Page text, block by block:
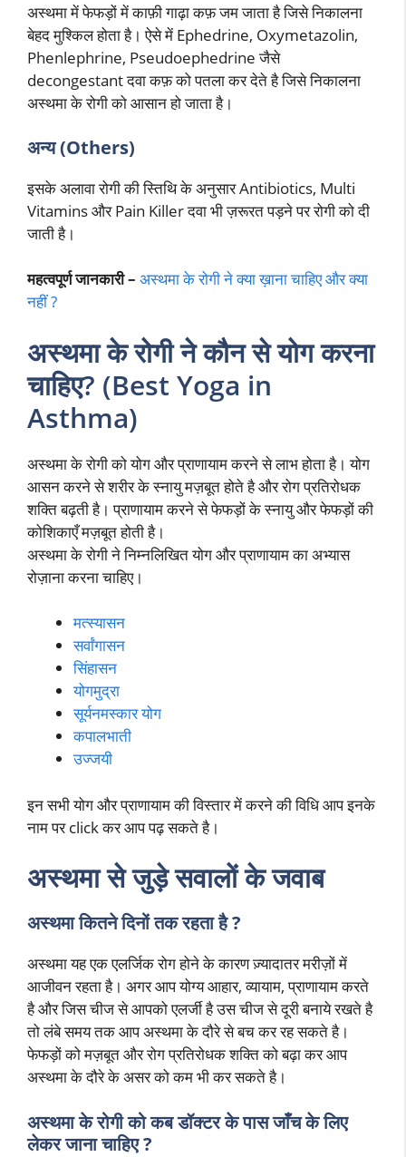
अस्थमा में फेफड़ों में काफ़ी गाढ़ा कफ़ जम जाता है जिसे निकालना
बेहद मुश्किल होता है। ऐसे में Ephedrine, Oxymetazolin,
Phenlephrine, Pseudoephedrine जैसे
decongestant दवा कफ़ को पतला कर देते है जिसे निकालना
अस्थमा के रोगी को आसान हो जाता है।
अन्य (Others)
इसके अलावा रोगी की स्तिथि के अनुसार Antibiotics, Multi
Vitamins और Pain Killer दवा भी ज़रूरत पड़ने पर रोगी को दी
जाती है।
महत्वपूर्ण जानकारी – अस्थमा के रोगी ने क्या ख़ाना चाहिए और क्या
नहीं ?
अस्थमा के रोगी ने कौन से योग करना
चाहिए? (Best Yoga in
Asthma)
अस्थमा के रोगी को योग और प्राणायाम करने से लाभ होता है। योग
आसन करने से शरीर के स्नायु मज़बूत होते है और रोग प्रतिरोधक
शक्ति बढ़ती है। प्राणायाम करने से फेफड़ों के स्नायु और फेफड़ों की
कोशिकाएँ मज़बूत होती है।
अस्थमा के रोगी ने निम्नलिखित योग और प्राणायाम का अभ्यास
रोज़ाना करना चाहिए।
मत्स्यासन
सर्वांगासन
सिंहासन
योगमुद्रा
सूर्यनमस्कार योग
कपालभाती
उज्जयी
इन सभी योग और प्राणायाम की विस्तार में करने की विधि आप इनके
नाम पर click कर आप पढ़ सकते है।
अस्थमा से जुड़े सवालों के जवाब
अस्थमा कितने दिनों तक रहता है ?
अस्थमा यह एक एलर्जिक रोग होने के कारण ज़्यादातर मरीज़ों में
आजीवन रहता है। अगर आप योग्य आहार, व्यायाम, प्राणायाम करते
है और जिस चीज से आपको एलर्जी है उस चीज से दूरी बनाये रखते है
तो लंबे समय तक आप अस्थमा के दौरे से बच कर रह सकते है।
फेफड़ों को मज़बूत और रोग प्रतिरोधक शक्ति को बढ़ा कर आप
अस्थमा के दौरे के असर को कम भी कर सकते है।
अस्थमा के रोगी को कब डॉक्टर के पास जाँच के लिए
लेकर जाना चाहिए ?